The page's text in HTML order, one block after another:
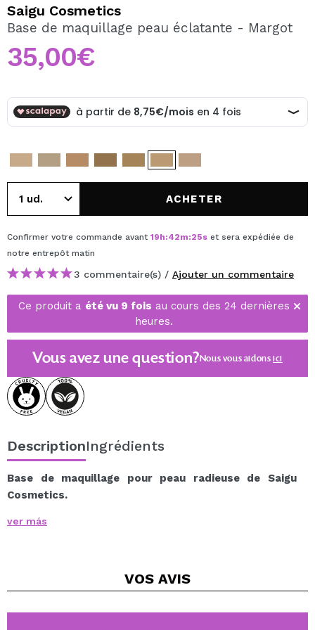
En créant un compte sur Maquibeauty.fr vous pourrez
effectuer vos achats rapidement, vérifier l'état de vos
commandes et consulter vos opérations précédentes.
CRÉER UN COMPTE
Saigu Cosmetics
Base de maquillage peau éclatante - Margot
35,00€
ACHETER
Confirmer votre commande avant 19h:42m:25s et sera expédiée de
notre entrepôt matin
3 commentaire(s) / Ajouter un commentaire
Ce produit a été vu 9 fois au cours des 24 dernières
heures.
Vous avez une question?Nous vous aidonsici
DescriptionIngrédients
Base de maquillage pour peau radieuse de Saigu
Cosmetics.
visage comme s'il était une extension naturelle de votre
remarquerez à peine que vous portez quoi que ce soit.
pouvez oublier que vous l'avez fait et profiter de votre
ver más
VOS AVIS